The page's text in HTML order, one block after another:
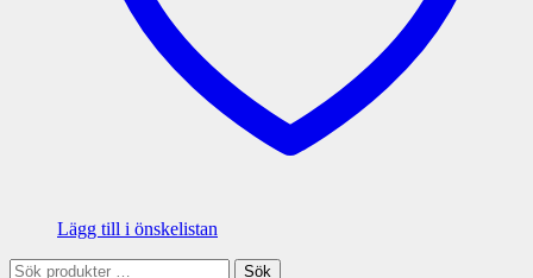
Lägg till i önskelistan
Sök
Sök